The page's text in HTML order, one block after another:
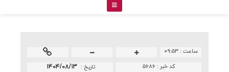
ساعت : ۰۹:۵۳
تاريخ : ۱۴۰۴/۰۸/۱۳ کد خبر : ۵۶۸۶